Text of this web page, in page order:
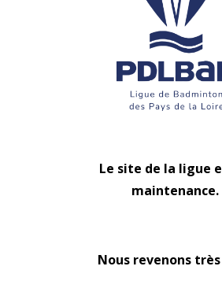
Le site de la ligue
maintenance.
Nous revenons